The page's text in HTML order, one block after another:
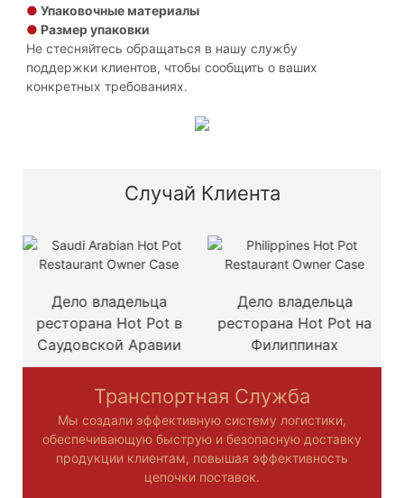
●Упаковочные материалы
● Размер упаковки
Не стесняйтесь обращаться в нашу службу
поддержки клиентов, чтобы сообщить о ваших
конкретных требованиях.
Случай Клиента
Дело владельца
ресторана Hot Pot в
Саудовской Аравии
Дело владельца
ресторана Hot Pot на
Филиппинах
Транспортная Служба
Мы создали эффективную систему логистики,
обеспечивающую быструю и безопасную доставку
продукции клиентам, повышая эффективность
цепочки поставок.